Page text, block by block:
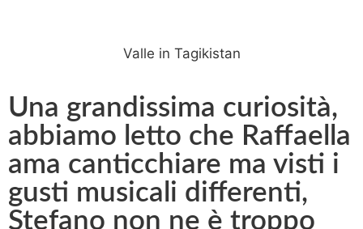
Valle in Tagikistan
Una grandissima curiosità,
abbiamo letto che Raffaella
ama canticchiare ma visti i
gusti musicali differenti,
Stefano non ne è troppo